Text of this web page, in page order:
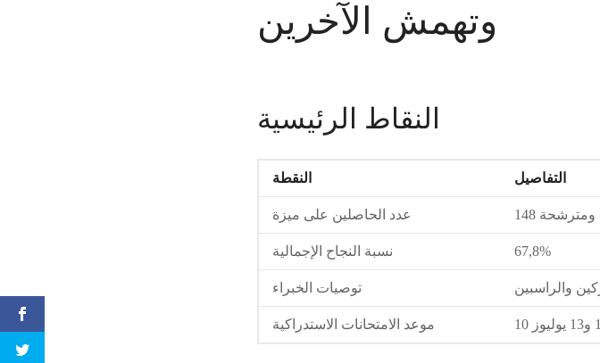
وتهمش الآخرين
النقاط الرئيسية
النقطة التفاصيل
عدد الحاصلين على ميزة
نسبة النجاح الإجمالية 67,8%
توصيات الخبراء والراسبين
موعد الامتحانات الاستدراكية